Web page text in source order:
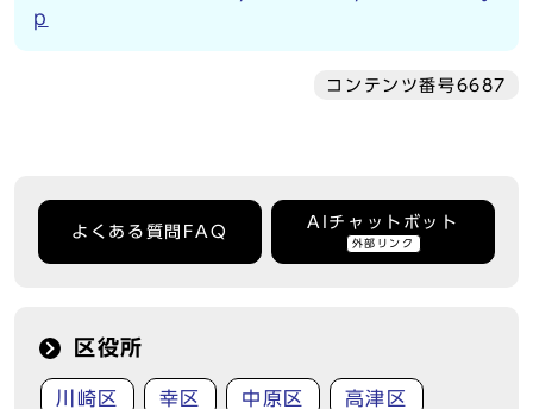
p
コンテンツ番号6687
よくある質問FAQ
AIチャットボット
外部リンク
区役所
川崎区 幸区 中原区 高津区